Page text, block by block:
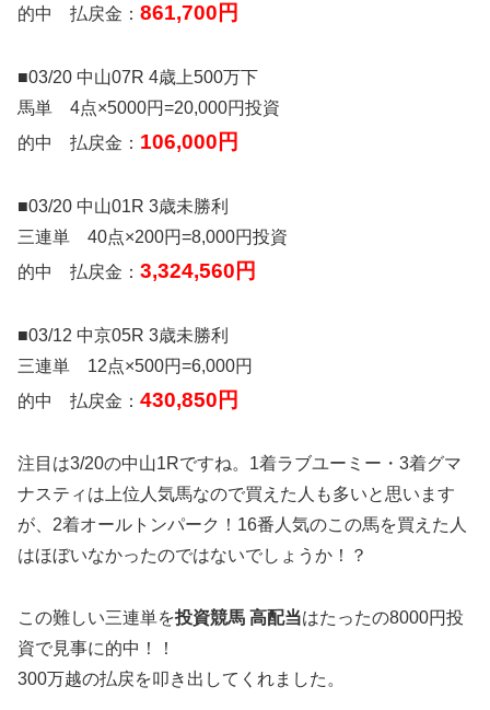
的中 払戻金： 861,700円
■03/20 中山07R 4歳上500万下
馬単 4点×5000円=20,000円投資
的中 払戻金： 106,000円
■03/20 中山01R 3歳未勝利
三連単 40点×200円=8,000円投資
的中 払戻金： 3,324,560円
■03/12 中京05R 3歳未勝利
三連単 12点×500円=6,000円
的中 払戻金： 430,850円
注目は3/20の中山1Rですね。1着ラブユーミー・3着グマ
ナスティは上位人気馬なので買えた人も多いと思います
が、2着オールトンパーク！16番人気のこの馬を買えた人
はほぼいなかったのではないでしょうか！？
この難しい三連単を投資競馬 高配当はたったの8000円投
資で見事に的中！！
300万越の払戻を叩き出してくれました。